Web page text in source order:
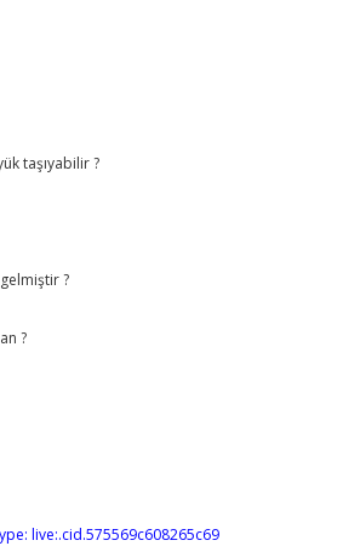
taşıyabilir ?
?
?
live:.cid.575569c608265c69